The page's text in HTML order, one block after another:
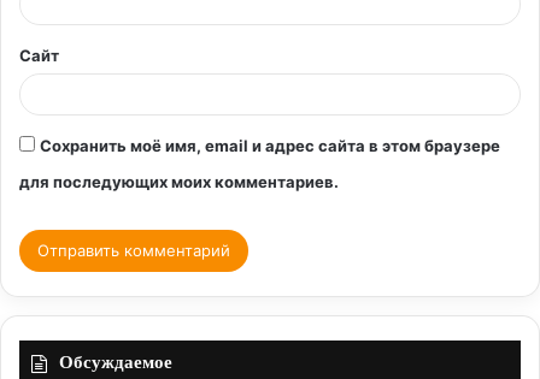
*
Сайт
Сохранить моё имя, email и адрес сайта в этом браузере
для последующих моих комментариев.
Обсуждаемое